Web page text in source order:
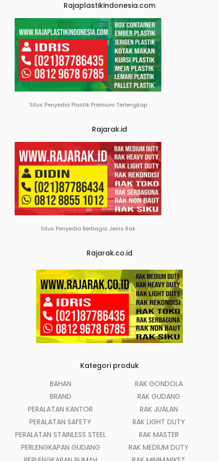
Rajaplastikindonesia.com
Situs Penyedia Plastik Premium Terlengkap
Rajarak.id
Situs Penyedia Berbagai Jenis Rak
Rajarak.co.id
Kategori produk
BAHAN
BRAND
PERALATAN KANTOR
PERALATAN SAFETY
PERALATAN STAINLESS STEEL
PERLENGKAPAN GUDANG
RAK GONDOLA
RAK GUDANG
RAK JUALAN
RAK LIGHT DUTY
RAK MASTER
RAK MEDIUM DUTY